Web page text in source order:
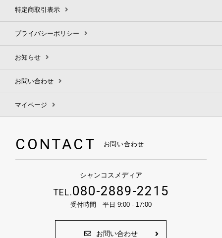
特定商取引表示
プライバシーポリシー
お知らせ
お問い合わせ
マイページ
CONTACT お問い合わせ
シャンコスメディア
TEL.080-2889-2215
受付時間 平日 9:00 - 17:00
お問い合わせ